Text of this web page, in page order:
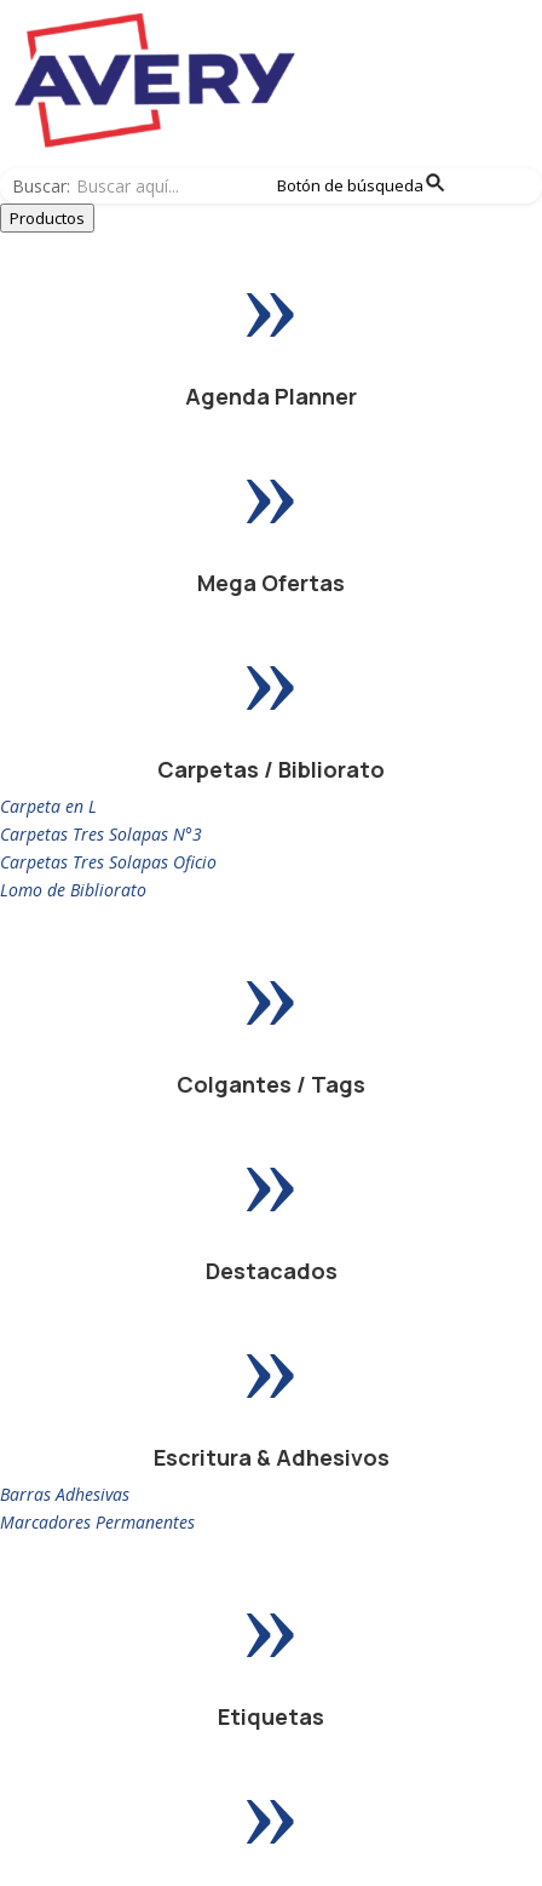
Buscar:
Botón de búsqueda
Productos
»
Agenda Planner
»
Mega Ofertas
»
Carpetas / Bibliorato
Carpeta en L
Carpetas Tres Solapas N°3
Carpetas Tres Solapas Oficio
Lomo de Bibliorato
»
Colgantes / Tags
»
Destacados
»
Escritura & Adhesivos
Barras Adhesivas
Marcadores Permanentes
»
Etiquetas
»